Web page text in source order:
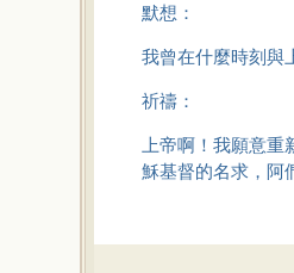
默想：
我曾在什麼時刻與
祈禱：
上帝啊！我願意
穌基督的名求，阿